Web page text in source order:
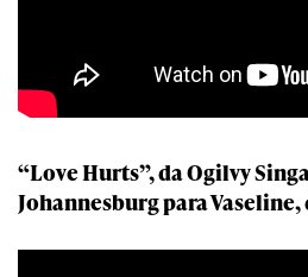
“Love Hurts”, da Ogilvy
Johannesburg para